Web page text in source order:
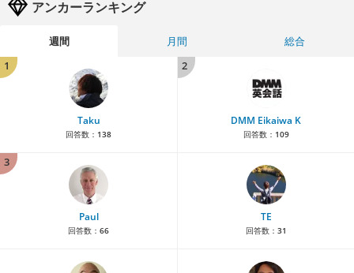
アンカーランキング
週間 月間
総合
1
Taku
回答数： 138
2
DMM Eikaiwa K
回答数： 109
3
Paul
回答数： 66
TE
回答数： 31